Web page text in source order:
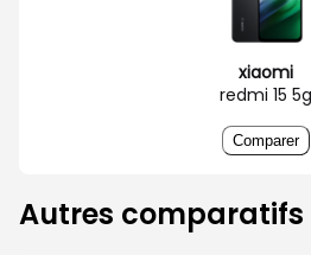
xiaomi
redmi 15 5g
Comparer
Autres comparatifs